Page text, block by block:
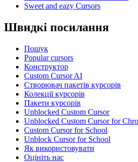
Sweet and eazy Cursors
Швидкі посилання
Пошук
Popular cursors
Конструктор
Custom Cursor AI
Створювач пакетів курсорів
Колекції курсорів
Пакети курсорів
Unblocked Custom Cursor
Unblocked Custom Cursor for
Custom Cursor for School
Unblock Cursor for School
Як використовувати
Оцініть нас